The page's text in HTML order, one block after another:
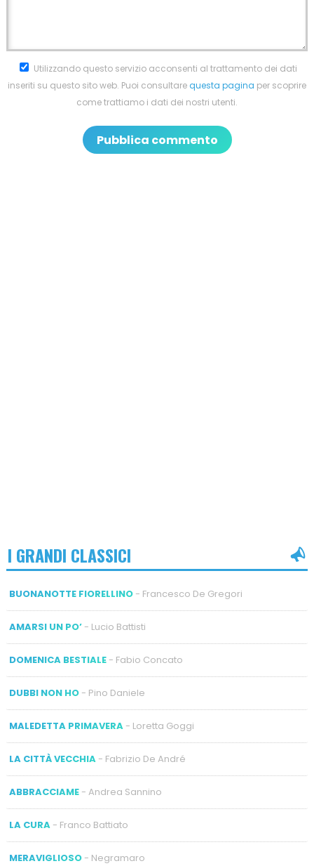
Utilizzando questo servizio acconsenti al trattamento dei dati
inseriti su questo sito web. Puoi consultarequesta pagina per scoprire
come trattiamo i dati dei nostri utenti.
I GRANDI CLASSICI
BUONANOTTE FIORELLINO- Francesco De Gregori
AMARSI UN PO’- Lucio Battisti
DOMENICA BESTIALE- Fabio Concato
DUBBI NON HO- Pino Daniele
MALEDETTA PRIMAVERA- Loretta Goggi
LA CITTÀ VECCHIA- Fabrizio De André
ABBRACCIAME- Andrea Sannino
LA CURA- Franco Battiato
MERAVIGLIOSO- Negramaro